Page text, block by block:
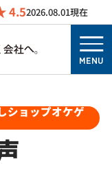
4.52026.08.01現在
MENU
ショップオケゲ